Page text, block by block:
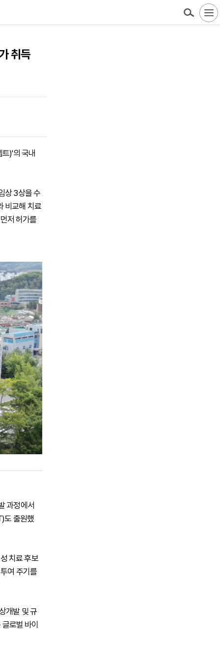
취득
)'의 국내
상 3상을 수
비교해 치료
저 허가를
과정에서
도 출원했
치료 후보
여 주기를
개발 및 규
로벌 바이